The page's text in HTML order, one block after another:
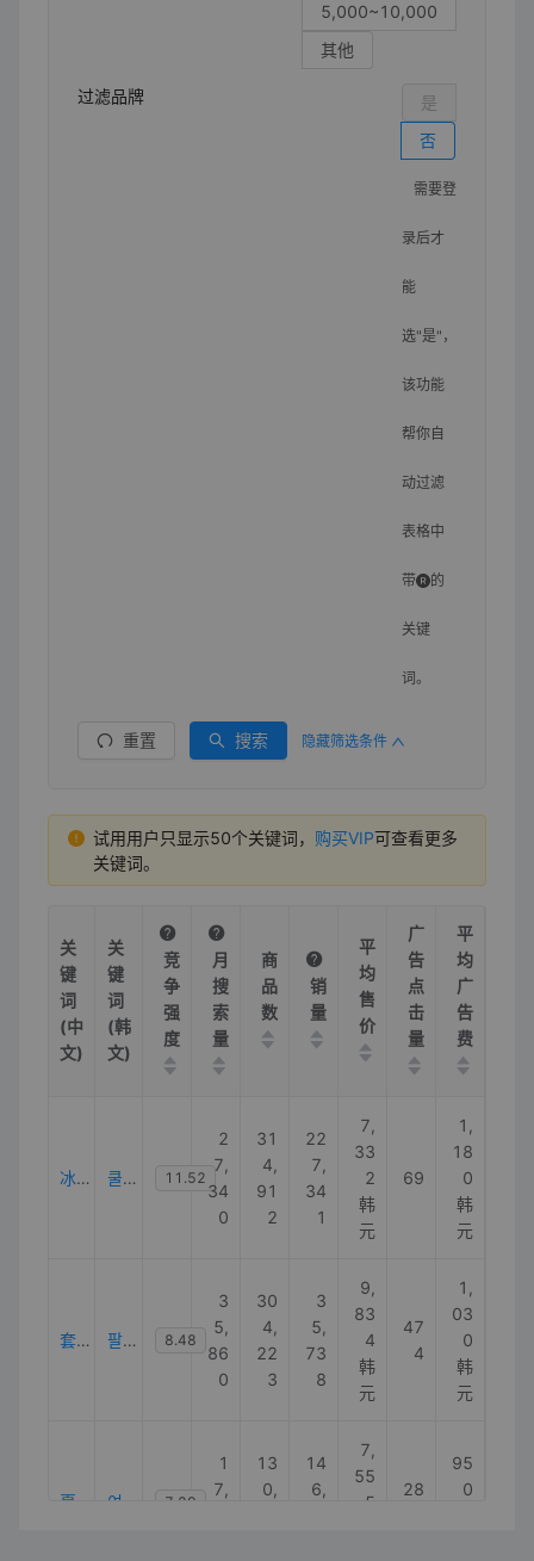
5,000~10,000
其他
过滤品牌
是
否
需要登
录后才
能
选"是"，
该功能
帮你自
动过滤
表格中
带 的
关键
词。
重置 搜索 隐藏筛选条件
试用用户只显示50个关键词， 购买VIP可查看更多
关键词。
关
键
词
(中
文)
关
键
词
(韩
文)
竞
争
强
度
月
搜
索
量
商
品
数
销
量
平
均
售
价
广
告
点
击
量
平
均
广
告
费
冰袖 쿨토시 11.52
2
7,
34
0
31
4,
91
2
22
7,
34
1
7,
33
2
韩
元
69
1,
18
0
韩
元
套袖 팔토시 8.48
3
5,
86
0
30
4,
22
3
3
5,
73
8
9,
83
4
韩
元
47
4
1,
03
0
韩
元
7.29
1
7,
13
0,
14
6,
7,
55
5
28
95
0